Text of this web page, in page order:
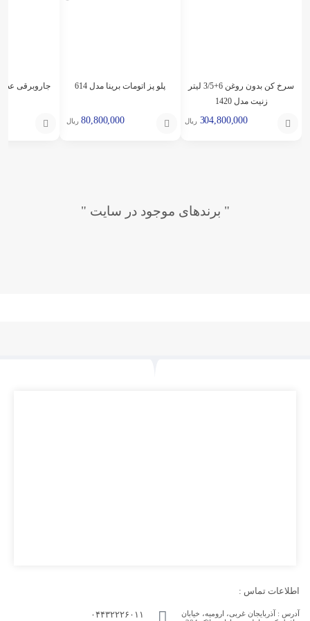
سرخ کن بدون روغن 6+3/5 لیتر
زنیت مدل 1420
304,800,000 ریال
پلو پز اتومات برینا مدل 614
80,800,000 ریال
جاروبرقی
" برندهای موجود در سایت "
اطلاعات تماس :
آدرس : آذربایجان غربی، ارومیه، خیابان
۰۴۴۳۲۲۲۶۰۱۱